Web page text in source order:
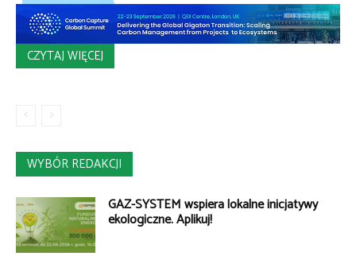
CZYTAJ WIĘCEJ
WYBÓR REDAKCJI
GAZ-SYSTEM wspiera lokalne inicjatywy
ekologiczne. Aplikuj!